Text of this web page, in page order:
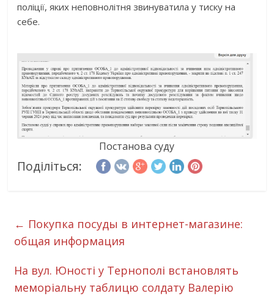
поліції, яких неповнолітня звинуватила у тиску на
себе.
Постанова суду
Поділіться:
← Покупка посуды в интернет-магазине:
общая информация
На вул. Юності у Тернополі встановлять
меморіальну таблицю солдату Валерію